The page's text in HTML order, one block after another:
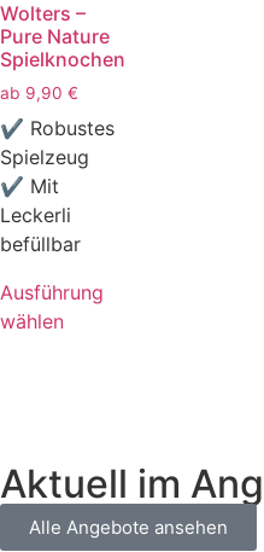
Wolters –
Pure Nature
Spielknochen
ab 9,90 €
✔ Robustes
Spielzeug
✔ Mit
Leckerli
befüllbar
Ausführung
wählen
Aktuell im
Alle Angebote ansehen